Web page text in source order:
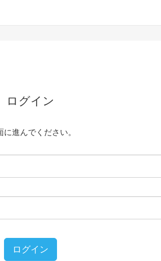
ログイン
進んでください。
ログイン